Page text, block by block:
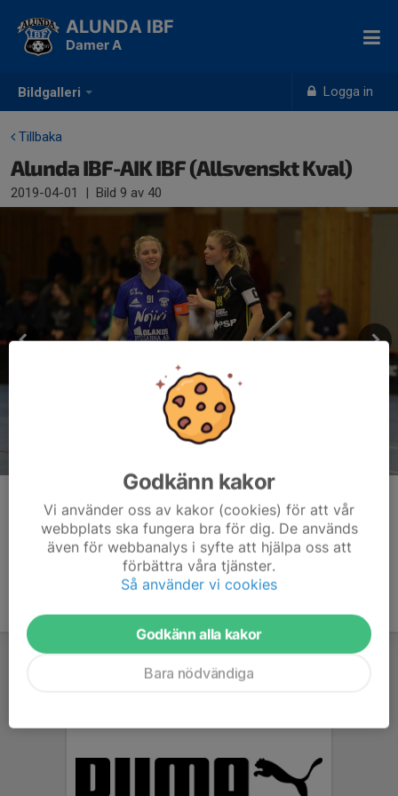
Bildgalleri Logga in
ALUNDA IBF
Damer A
Tillbaka
Alunda IBF-AIK IBF (Allsvenskt Kval)
2019-04-01 | Bild 9 av 40
Kommentarer
Godkänn kakor
Vi använder oss av kakor (cookies) för att vår
webbplats ska fungera bra för dig. De används
även för webbanalys i syfte att hjälpa oss att
förbättra våra tjänster.
Så använder vi cookies
Godkänn alla kakor
Bara nödvändiga